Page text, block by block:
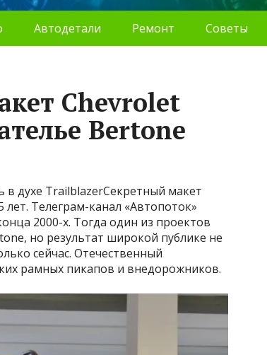
Автодетали Ремонт Советы
Chevrolet
Bertone
в духе TrailblazerСекретный макет
Телеграм-канал «Автопоток»
2000-х. Тогда один из проектов
но результат широкой публике не
сейчас. Отечественный
рамных пикапов и внедорожников.